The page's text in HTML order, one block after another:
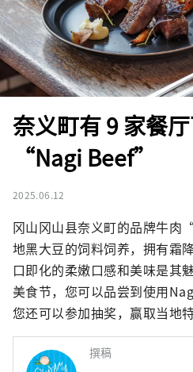
奈义町有 9 家餐
“Nagi Beef”
2025.06.12
冈山冈山县奈义町的品牌牛
地黑大豆的饲料饲养，拥有霜
口即化的柔嫩口感和美味是其
美食节，您可以品尝到使用
您还可以参加抽奖，赢取当地特
撰稿